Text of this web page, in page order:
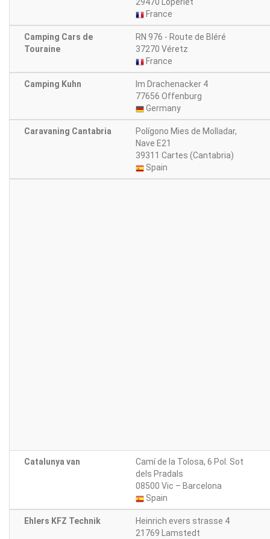
29470 Loperlet
France
Camping Cars de
Touraine
RN 976 - Route de Bléré
37270 Véretz
France
Camping Kuhn
Im Drachenacker 4
77656 Offenburg
Germany
Caravaning Cantabria
Polígono Mies de Molladar,
Nave E21
39311 Cartes (Cantabria)
Spain
Catalunya van
Camí de la Tolosa, 6 Pol. Sot
dels Pradals
08500 Vic – Barcelona
Spain
Ehlers KFZ Technik
Heinrich evers strasse 4
21769 Lamstedt